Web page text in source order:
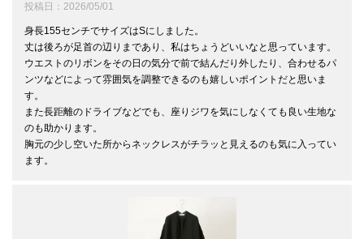
投稿日 2026/05/01
身長155センチでサイズはSにしました。
丈は後ろが足首の辺りまであり、私はちょうどいいなと思っています。
ウエストのリボンをその日の気分で前で結んだり外したり、合わせるパ
ンツなどによって雰囲気を調整できるのも嬉しいポイントだと思いま
す。
また長距離のドライブなどでも、座りジワを気にしなくても良い生地な
のも助かります。
胸元の少し空いた所からネックレスがチラッと見えるのも気に入ってい
ます。